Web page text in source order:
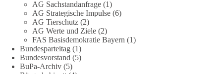
und der Verbündeten abschreckungs- und verteidigungsfähig
sein muss. Die strategische Ausrichtung sieht vor, dass
Deutschland in der NATO eine Führungsrolle übernimmt, zur
stärksten konventionellen Armee Europas werden soll und
über die Verteidigungsbereitschaft hinaus aufrüstet.
Wie siehst du das? Mach jetzt bei unserer Umfrage mit und sag
AG Sachstandanfrage (1)
AG Strategische Impulse (6)
AG Tierschutz (2)
AG Werte und Ziele (2)
FAS Basisdemokratie Bayern (1)
Bundesparteitag (1)
Bundesvorstand (5)
BuPa-Archiv (5)